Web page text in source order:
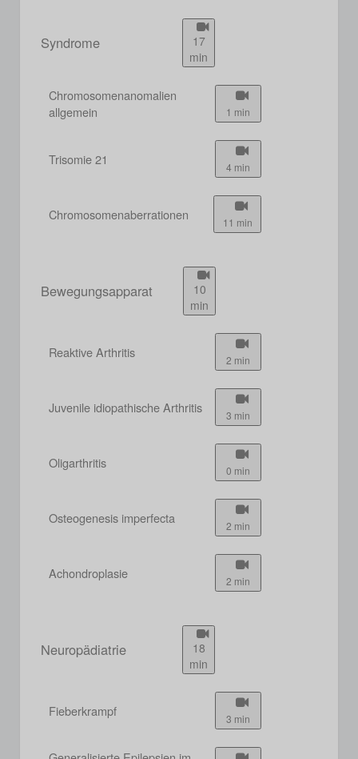
Syndrome
17
min
Chromosomenanomalien
allgemein
1 min
Trisomie 21 4 min
Chromosomenaberrationen 11 min
Bewegungsapparat
10
min
Reaktive Arthritis 2 min
Juvenile idiopathische Arthritis 3 min
Oligarthritis 0 min
Osteogenesis imperfecta 2 min
Achondroplasie 2 min
Neuropädiatrie
18
min
Fieberkrampf 3 min